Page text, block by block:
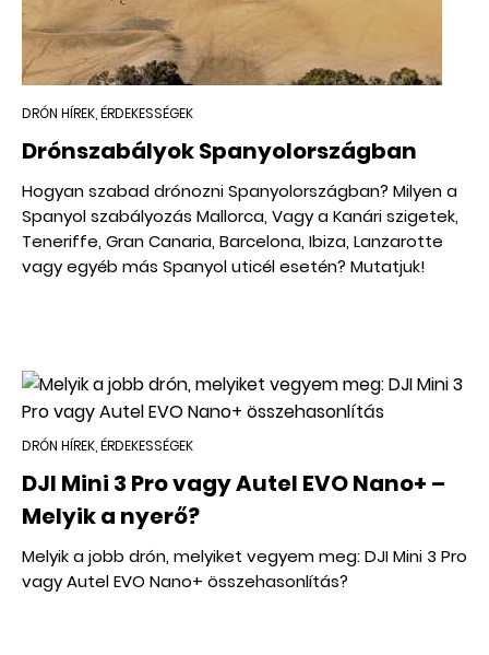
DRÓN HÍREK, ÉRDEKESSÉGEK
Drónszabályok Spanyolországban
Hogyan szabad drónozni Spanyolországban? Milyen a
Spanyol szabályozás Mallorca, Vagy a Kanári szigetek,
Teneriffe, Gran Canaria, Barcelona, Ibiza, Lanzarotte
vagy egyéb más Spanyol uticél esetén? Mutatjuk!
DRÓN HÍREK, ÉRDEKESSÉGEK
DJI Mini 3 Pro vagy Autel EVO Nano+ –
Melyik a nyerő?
Melyik a jobb drón, melyiket vegyem meg: DJI Mini 3 Pro
vagy Autel EVO Nano+ összehasonlítás?